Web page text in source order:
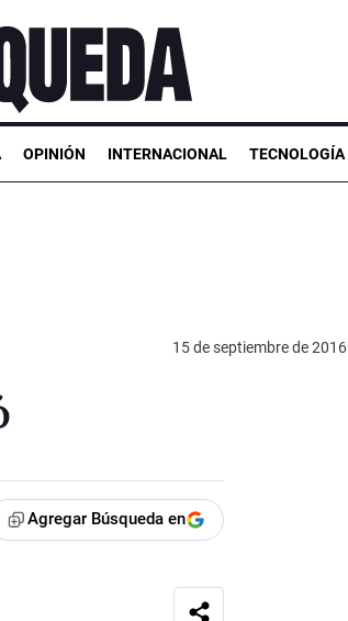
OPINIÓN INTERNACIONAL TECNOLOGÍA
15 de septiembre de 2016
Agregar Búsqueda en